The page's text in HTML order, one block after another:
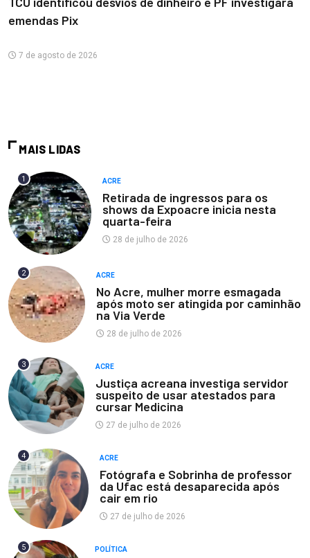
emendas Pix
7 de agosto de 2026
MAIS LIDAS
1 ACRE
Retirada de ingressos para os
shows da Expoacre inicia nesta
quarta-feira
28 de julho de 2026
2 ACRE
No Acre, mulher morre esmagada
após moto ser atingida por caminhão
na Via Verde
28 de julho de 2026
3 ACRE
Justiça acreana investiga servidor
suspeito de usar atestados para
cursar Medicina
27 de julho de 2026
4 ACRE
Fotógrafa e Sobrinha de professor
da Ufac está desaparecida após
cair em rio
27 de julho de 2026
5 POLÍTICA